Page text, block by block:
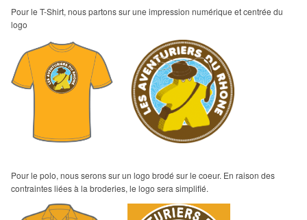
Pour le T-Shirt, nous partons sur une impression numérique et centrée du
logo
Pour le polo, nous serons sur un logo brodé sur le coeur. En raison des
contraintes liées à la broderies, le logo sera simplifié.